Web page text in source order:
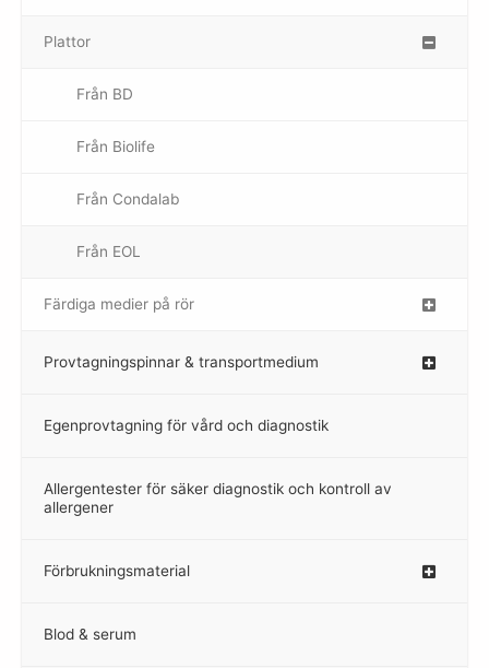
Plattor
–
Från BD
Från Biolife
–
Från Condalab
Från EOL
–
Färdiga medier på rör
–
Provtagningspinnar & transportmedium
–
Egenprovtagning för vård och diagnostik
–
Allergentester för säker diagnostik och kontroll av
allergener
–
Förbrukningsmaterial
Blod & serum